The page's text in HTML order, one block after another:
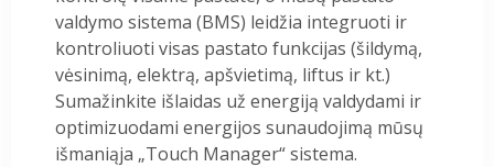
valdymo sistema (BMS) leidžia integruoti ir
kontroliuoti visas pastato funkcijas (šildymą,
vėsinimą, elektrą, apšvietimą, liftus ir kt.)
Sumažinkite išlaidas už energiją valdydami ir
optimizuodami energijos sunaudojimą mūsų
išmaniąja „Touch Manager“ sistema.